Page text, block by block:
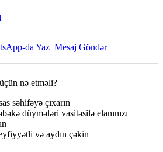
da Yaz Mesaj Göndər
nə etməli?
səhifəyə çıxarın
düymələri vasitəsilə elanınızı
və aydın çəkin